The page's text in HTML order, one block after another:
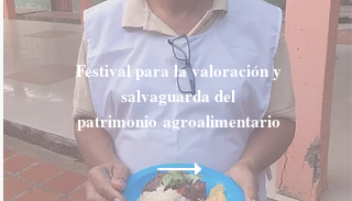
Festival para la valoración y
salvaguarda del
patrimonioagroalimentario